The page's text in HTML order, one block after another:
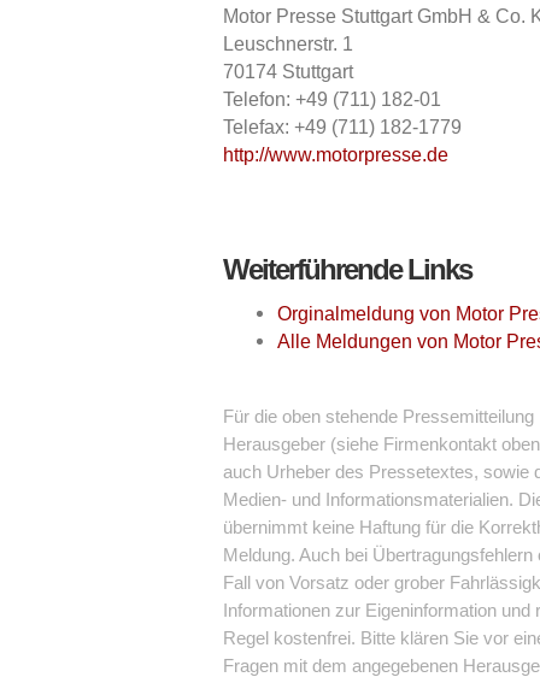
Motor Presse Stuttgart GmbH & Co.
Leuschnerstr. 1
70174 Stuttgart
Telefon: +49 (711) 182-01
Telefax: +49 (711) 182-1779
http://www.motorpresse.de
Weiterführende Links
Orginalmeldung von Motor
Alle Meldungen von Motor
Für die oben stehende
Herausgeber (siehe Firmenkontakt
auch Urheber des Pressetextes, sowie
Medien- und Informationsmaterialien.
übernimmt keine Haftung für die
Meldung. Auch bei
Fall von Vorsatz oder grober
Informationen zur Eigeninformation
Regel kostenfrei. Bitte klären Sie vor
Fragen mit dem angegebenen